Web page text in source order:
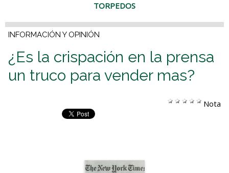
TORPEDOS
INFORMACIÓN Y OPINIÓN
¿Es la crispación en la prensa
un truco para vender mas?
Nota